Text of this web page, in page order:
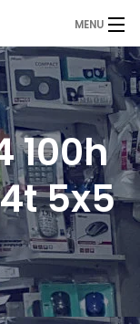
MENU
100h
5x5